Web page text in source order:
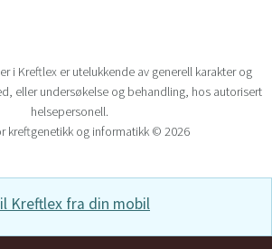
i Kreftlex er utelukkende av generell karakter og
eller undersøkelse og behandling, hos autorisert
helsepersonell.
kreftgenetikk og informatikk © 2026
Kreftlex fra din mobil